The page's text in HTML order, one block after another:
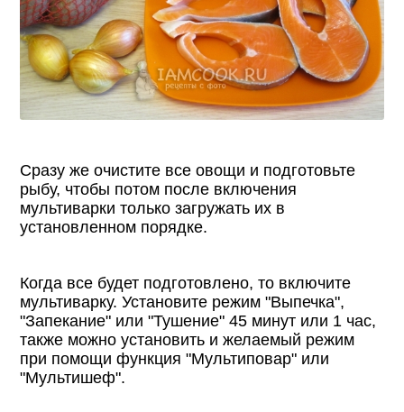
Сразу же очистите все овощи и подготовьте
рыбу, чтобы потом после включения
мультиварки только загружать их в
установленном порядке.
Когда все будет подготовлено, то включите
мультиварку. Установите режим "Выпечка",
"Запекание" или "Тушение" 45 минут или 1 час,
также можно установить и желаемый режим
при помощи функция "Мультиповар" или
"Мультишеф".